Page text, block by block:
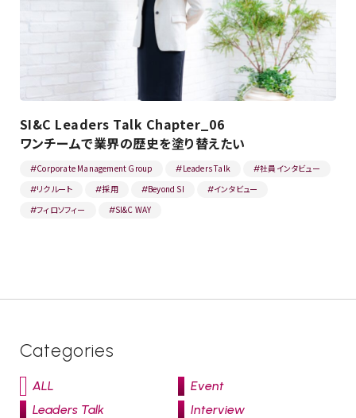
SI&C Leaders Talk Chapter_06
ワンチームで業界の歴史を塗り替えたい
#Corporate Management Group #Leaders Talk #社員インタビュー
#リクルート #採用 #Beyond SI #インタビュー
#フィロソフィー #SI&C WAY
Categories
ALL
Event
Leaders Talk
Interview